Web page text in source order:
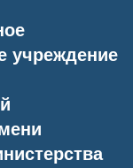
учреждение